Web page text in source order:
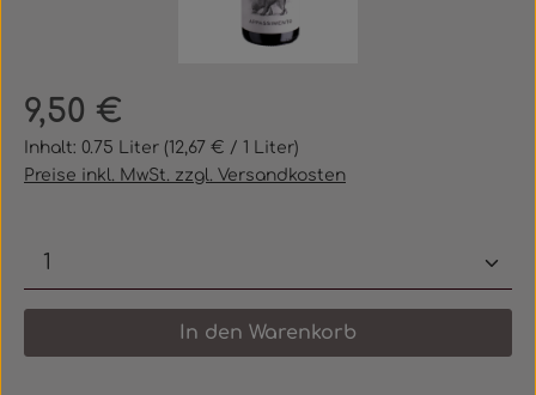
Regulärer Preis:
9,50 €
Inhalt: 0.75 Liter (12,67 € / 1 Liter)
Preise inkl. MwSt. zzgl. Versandkosten
Produkt Anzahl: Gib den
In den Warenkorb